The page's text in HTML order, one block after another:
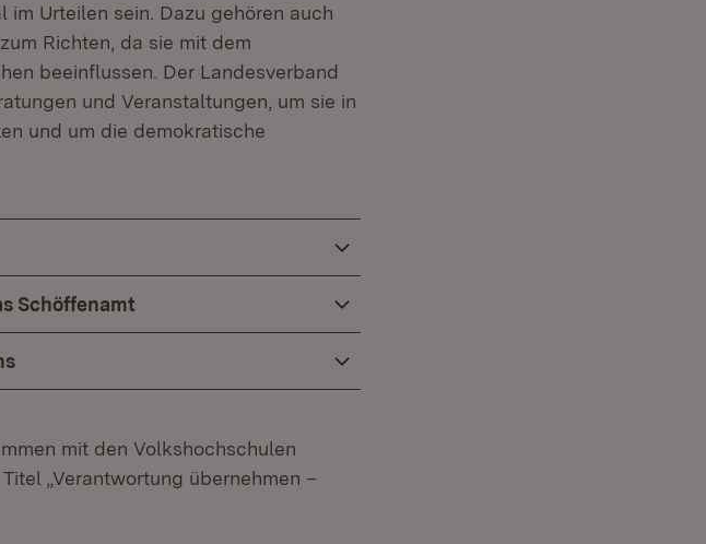
Urteilen sein. Dazu gehören auch
Richten, da sie mit dem
beeinflussen. Der Landesverband
und Veranstaltungen, um sie in
und um die demokratische
Schöffenamt
mit den Volkshochschulen
„Verantwortung übernehmen –